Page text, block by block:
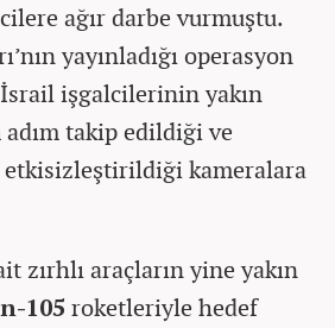
ağır darbe vurmuştu.
yayınladığı operasyon
işgalcilerinin yakın
adım takip edildiği ve
etkisizleştirildiği kameralara
zırhlı araçların yine yakın
105 roketleriyle hedef